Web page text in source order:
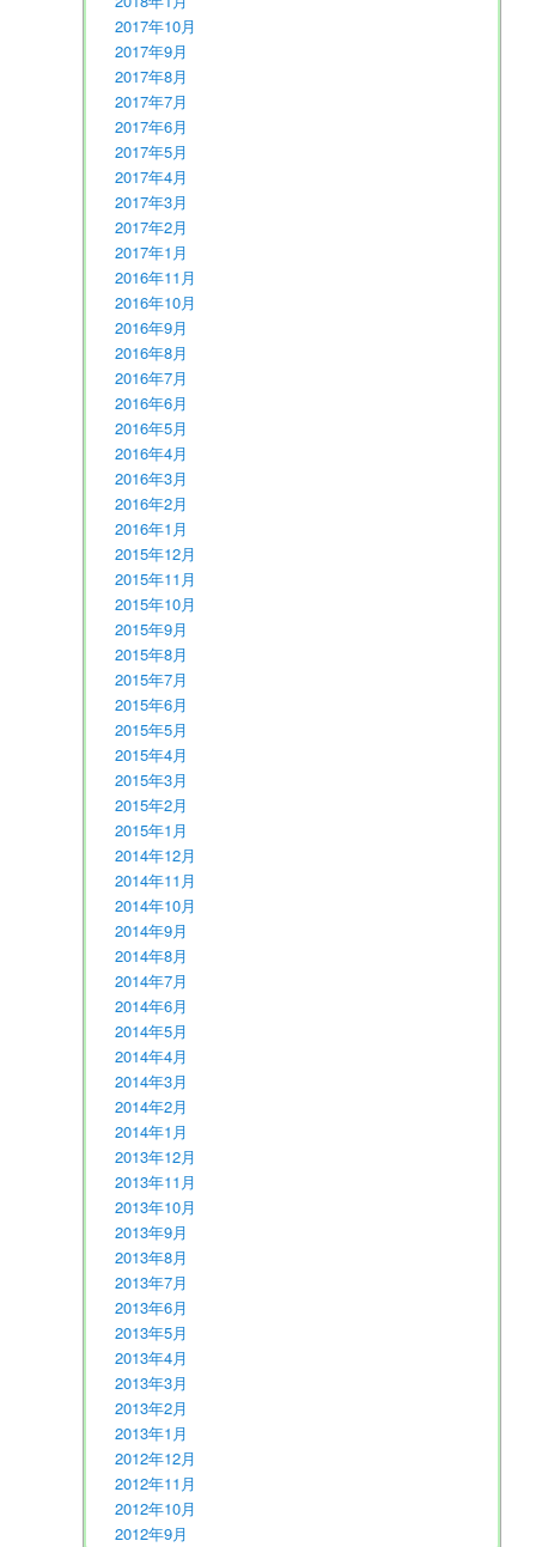
2017年10月
2017年9月
2017年8月
2017年7月
2017年6月
2017年5月
2017年4月
2017年3月
2017年2月
2017年1月
2016年11月
2016年10月
2016年9月
2016年8月
2016年7月
2016年6月
2016年5月
2016年4月
2016年3月
2016年2月
2016年1月
2015年12月
2015年11月
2015年10月
2015年9月
2015年8月
2015年7月
2015年6月
2015年5月
2015年4月
2015年3月
2015年2月
2015年1月
2014年12月
2014年11月
2014年10月
2014年9月
2014年8月
2014年7月
2014年6月
2014年5月
2014年4月
2014年3月
2014年2月
2014年1月
2013年12月
2013年11月
2013年10月
2013年9月
2013年8月
2013年7月
2013年6月
2013年5月
2013年4月
2013年3月
2013年2月
2013年1月
2012年12月
2012年11月
2012年10月
2012年9月